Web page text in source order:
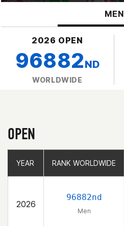
MEN
2026 OPEN
96882ND
WORLDWIDE
OPEN
YEAR RANK WORLDWIDE
2026
96882nd
Men
YEAR RANK WORLDWIDE